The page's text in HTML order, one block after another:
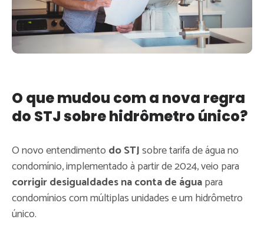
O que mudou com a nova regra
do STJ sobre hidrômetro único?
O novo entendimento do STJsobre tarifa de água no
condomínio, implementado à partir de 2024, veio para
corrigir desigualdades na conta de águapara
condomínios com múltiplas unidades e um hidrômetro
único.